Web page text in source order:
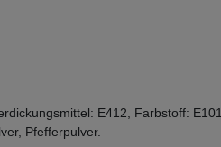
E412, Farbstoff: E101.
Pfefferpulver.